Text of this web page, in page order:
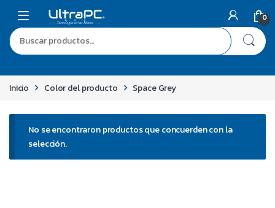
0
Inicio Color del producto Space Grey
No se encontraron productos que concuerden con la
selección.